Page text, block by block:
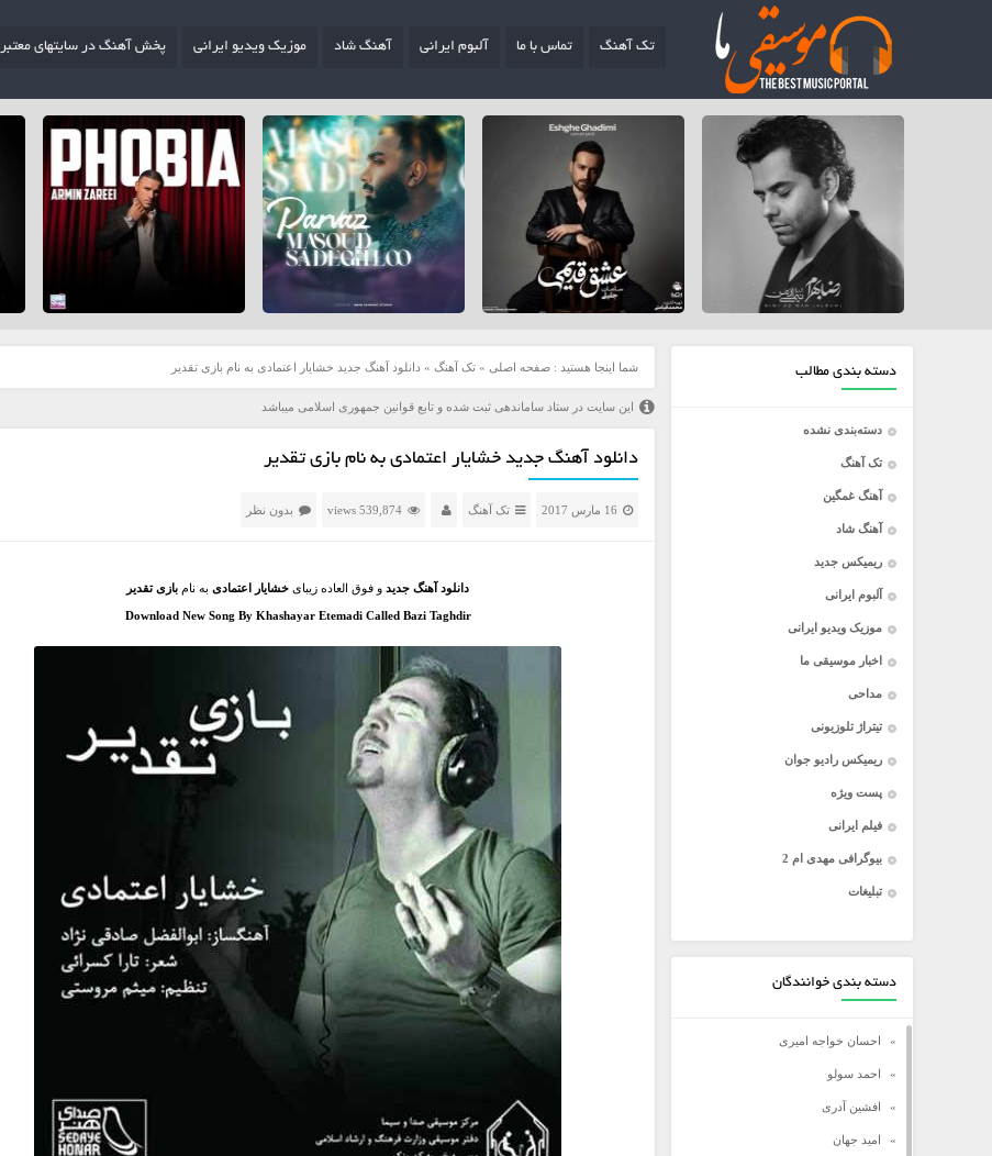
تک آهنگ تماس با ما آلبوم ایرانی آهنگ شاد موزیک ویدیو ایرانی پخش آهنگ در سایتهای معتبر
دسته بندی مطالب
دسته‌بندی نشده
تک آهنگ
آهنگ غمگین
آهنگ شاد
ریمیکس جدید
آلبوم ایرانی
موزیک ویدیو ایرانی
اخبار موسیقی ما
مداحی
تیتراژ تلوزیونی
ریمیکس رادیو جوان
پست ویژه
فیلم ایرانی
بیوگرافی مهدی ام 2
تبلیغات
دسته بندی خوانندگان
احسان خواجه امیری
احمد سولو
افشین آدری
امید جهان
شما اینجا هستید : صفحه اصلی » تک آهنگ » دانلود آهنگ جدید خشایار اعتمادی به نام بازی تقدیر
این سایت در ستاد ساماندهی ثبت شده و تابع قوانین جمهوری اسلامی میباشد
دانلود آهنگ جدید خشایار اعتمادی به نام بازی تقدیر
16 مارس 2017 تک آهنگ 539,874 views بدون نظر
دانلود آهنگ جدید و فوق العاده زیبای خشایار اعتمادی به نام بازی تقدیر
Download New Song By Khashayar Etemadi Called Bazi Taghdir